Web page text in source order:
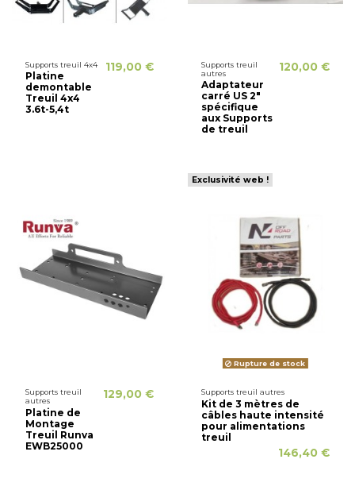
Supports treuil 4x4
Platine
demontable
Treuil 4x4
3.6t-5,4t
119,00 €
Supports treuil
autres
Adaptateur
carré US 2"
spécifique
aux Supports
de treuil
120,00 €
Supports treuil
autres
Platine de
Montage
Treuil Runva
EWB25000
129,00 €
Exclusivité web !
Rupture de stock
Supports treuil autres
Kit de 3 mètres de
câbles haute intensité
pour alimentations
treuil
146,40 €